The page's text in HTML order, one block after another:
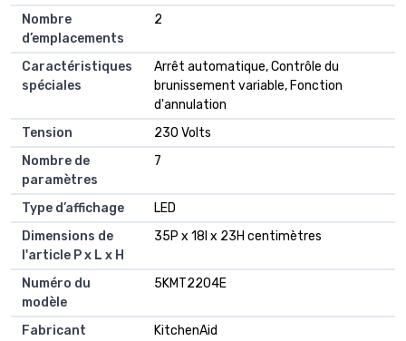
Nombre
d’emplacements
2
Caractéristiques
spéciales
Arrêt automatique, Contrôle du
brunissement variable, Fonction
d'annulation
Tension
230 Volts
Nombre de
paramètres
7
Type d’affichage
LED
Dimensions de
l'article P x L x H
35P x 18l x 23H centimètres
Numéro du
modèle
5KMT2204E
Fabricant KitchenAid